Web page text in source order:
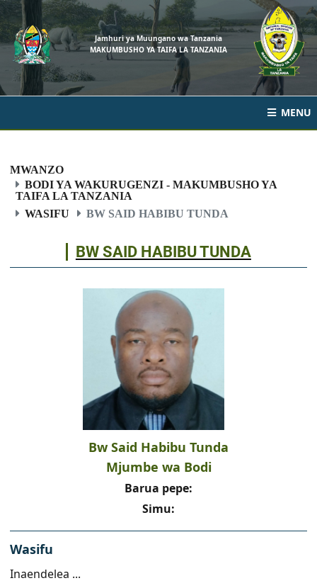
Jamhuri ya Muungano wa Tanzania
MAKUMBUSHO YA TAIFA LA TANZANIA
MENU
MWANZO
BODI YA WAKURUGENZI - MAKUMBUSHO YA
TAIFA LA TANZANIA
WASIFU
BW SAID HABIBU TUNDA
BW SAID HABIBU TUNDA
Bw Said Habibu Tunda
Mjumbe wa Bodi
Barua pepe:
Simu:
Wasifu
Inaendelea ...